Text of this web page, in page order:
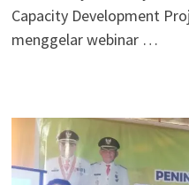
Capacity Development
menggelar webinar …